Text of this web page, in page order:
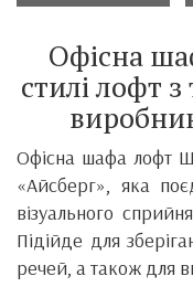
Офісна
стилі лофт
Офісна шафа лофт
«Айсберг», яка
візуального
Підійде для
речей, а також для